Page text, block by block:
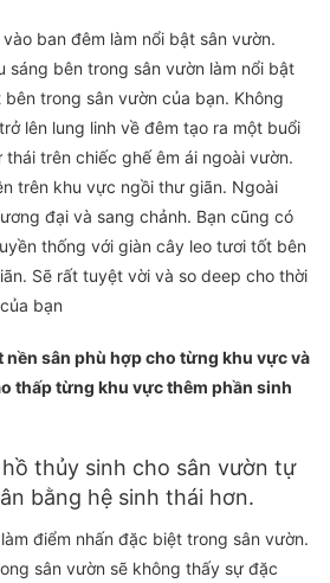
ban đêm làm nổi bật sân vườn.
sáng bên trong sân vườn làm nổi bật
trong sân vườn của bạn. Không
lên lung linh về đêm tạo ra một buổi
trên chiếc ghế êm ái ngoài vườn.
trên khu vực ngồi thư giãn. Ngoài
đại và sang chảnh. Bạn cũng có
thống với giàn cây leo tươi tốt bên
Sẽ rất tuyệt vời và so deep cho thời
bạn
nền sân phù hợp cho từng khu vực và
thấp từng khu vực thêm phần sinh
thủy sinh cho sân vườn tự
bằng hệ sinh thái hơn.
điểm nhấn đặc biệt trong sân vườn.
sân vườn sẽ không thấy sự đặc